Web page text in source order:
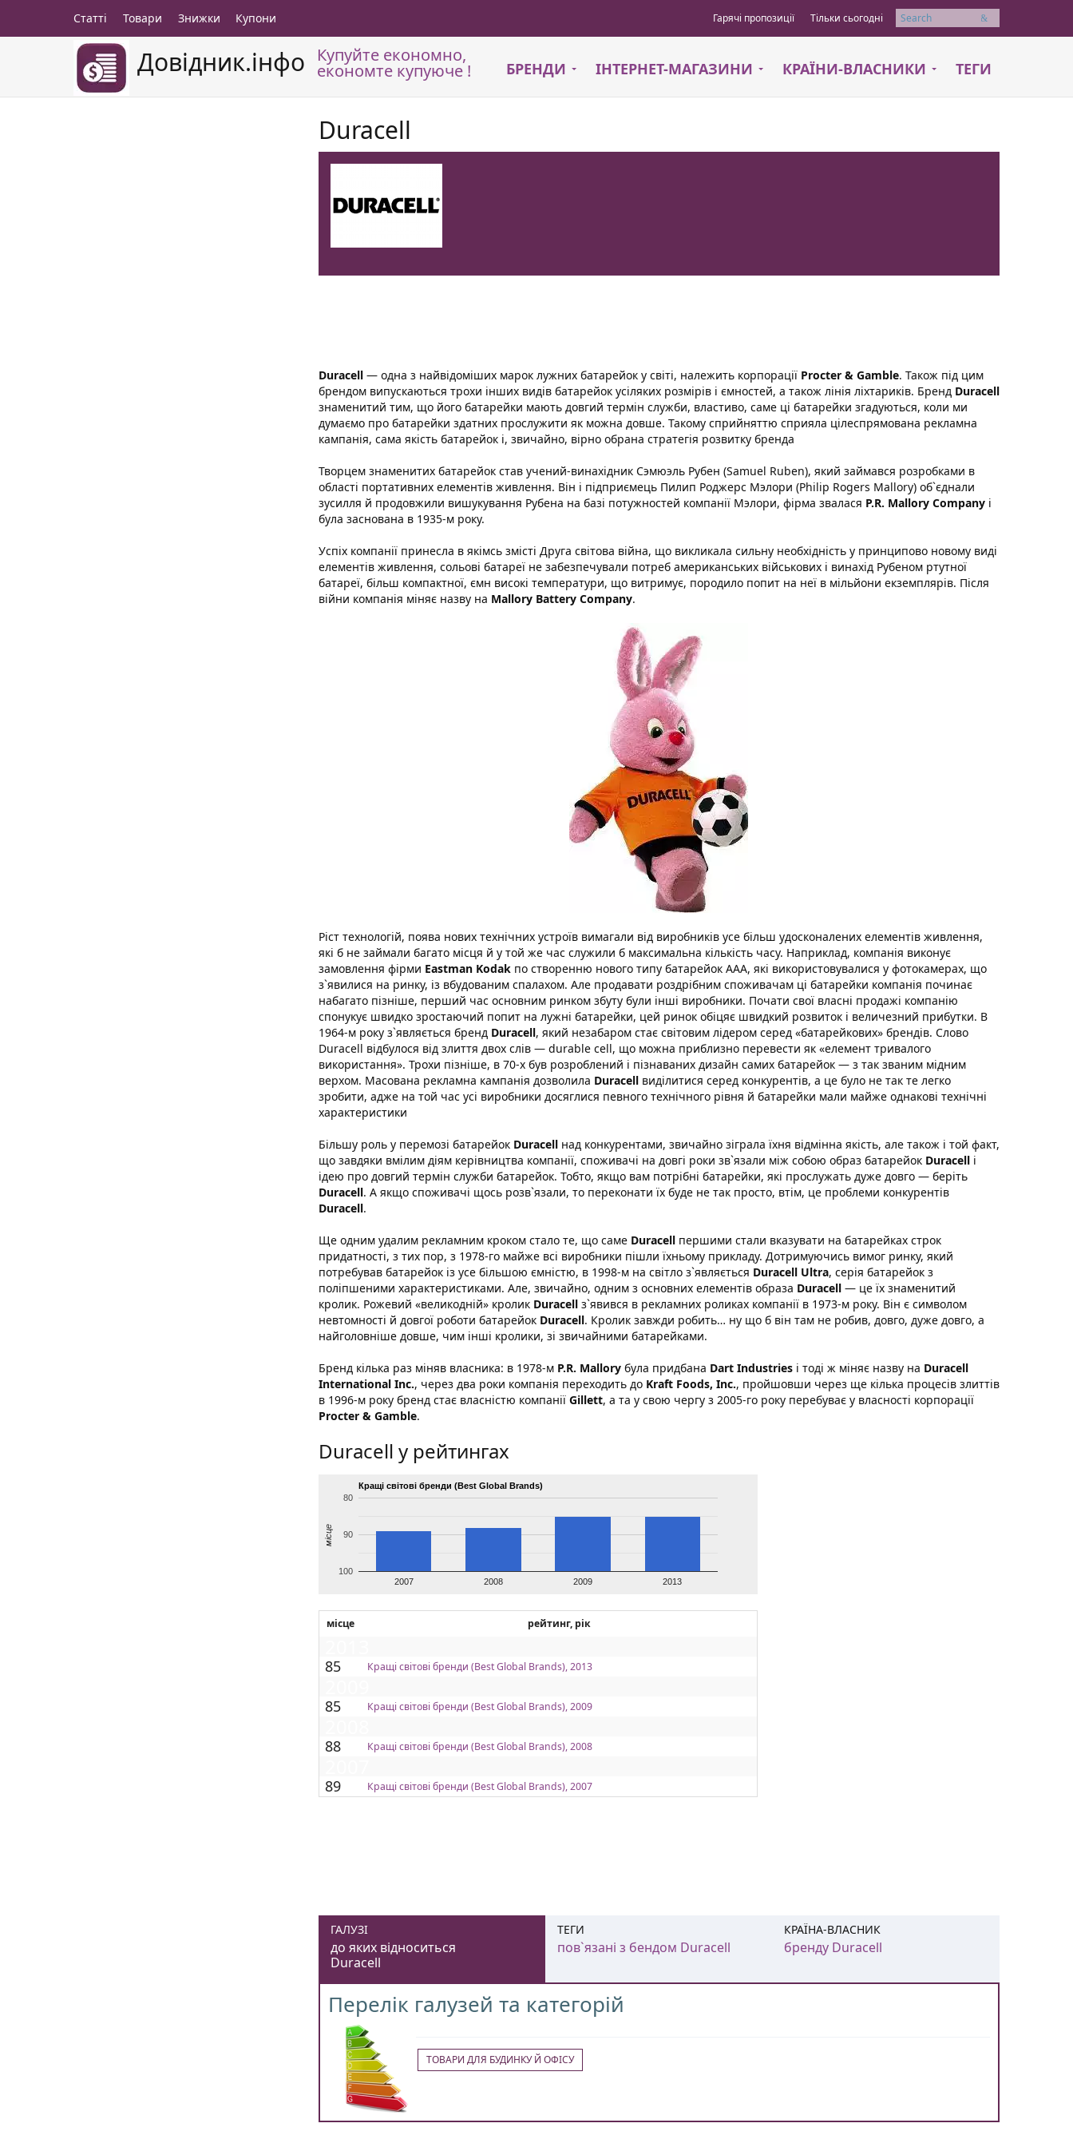
Довідник.інфо Купуйте економно,
економте купуюче ! БРЕНДИ ІНТЕРНЕТ-МАГАЗИНИ КРАЇНИ-ВЛАСНИКИ ТЕГИ
Статті Товари Знижки Купони Гарячі пропозиції Тільки сьогодні Пошук
Duracell
Duracell— одна з найвідоміших марок лужних батарейок у світі, належить корпорації Procter & Gamble. Також під цим
брендом випускаються трохи інших видів батарейок усіляких розмірів і ємностей, а також лінія ліхтариків. Бренд Duracell
знаменитий тим, що його батарейки мають довгий термін служби, властиво, саме ці батарейки згадуються, коли ми
думаємо про батарейки здатних прослужити як можна довше. Такому сприйняттю сприяла цілеспрямована рекламна
кампанія, сама якість батарейок і, звичайно, вірно обрана стратегія розвитку бренда
Творцем знаменитих батарейок став учений-винахідник Сэмюэль Рубен (Samuel Ruben), який займався розробками в
області портативних елементів живлення. Він і підприємець Пилип Роджерс Мэлори (Philip Rogers Mallory) об`єднали
зусилля й продовжили вишукування Рубена на базі потужностей компанії Мэлори, фірма звалася P.R. Mallory Companyі
була заснована в 1935-м року.
Успіх компанії принесла в якімсь змісті Друга світова війна, що викликала сильну необхідність у принципово новому виді
елементів живлення, сольові батареї не забезпечували потреб американських військових і винахід Рубеном ртутної
батареї, більш компактної, ємн високі температури, що витримує, породило попит на неї в мільйони екземплярів. Після
війни компанія міняє назву на Mallory Battery Company.
Ріст технологій, поява нових технічних устроїв вимагали від виробників усе більш удосконалених елементів живлення,
які б не займали багато місця й у той же час служили б максимальна кількість часу. Наприклад, компанія виконує
замовлення фірми Eastman Kodakпо створенню нового типу батарейок ААА, які використовувалися у фотокамерах, що
з`явилися на ринку, із вбудованим спалахом. Але продавати роздрібним споживачам ці батарейки компанія починає
набагато пізніше, перший час основним ринком збуту були інші виробники. Почати свої власні продажі компанію
спонукує швидко зростаючий попит на лужні батарейки, цей ринок обіцяє швидкий розвиток і величезний прибутки. В
1964-м року з`являється бренд Duracell, який незабаром стає світовим лідером серед «батарейкових» брендів. Слово
Duracell відбулося від злиття двох слів — durable cell, що можна приблизно перевести як «елемент тривалого
використання». Трохи пізніше, в 70-х був розроблений і пізнаваних дизайн самих батарейок — з так званим мідним
верхом. Масована рекламна кампанія дозволила Duracellвиділитися серед конкурентів, а це було не так те легко
зробити, адже на той час усі виробники досяглися певного технічного рівня й батарейки мали майже однакові технічні
характеристики
Більшу роль у перемозі батарейок Duracellнад конкурентами, звичайно зіграла їхня відмінна якість, але також і той факт,
що завдяки вмілим діям керівництва компанії, споживачі на довгі роки зв`язали між собою образ батарейок Duracellі
ідею про довгий термін служби батарейок. Тобто, якщо вам потрібні батарейки, які прослужать дуже довго — беріть
Duracell. А якщо споживачі щось розв`язали, то переконати їх буде не так просто, втім, це проблеми конкурентів
Duracell.
Ще одним удалим рекламним кроком стало те, що саме Duracellпершими стали вказувати на батарейках строк
придатності, з тих пор, з 1978-го майже всі виробники пішли їхньому прикладу. Дотримуючись вимог ринку, який
потребував батарейок із усе більшою ємністю, в 1998-м на світло з`являється Duracell Ultra, серія батарейок з
поліпшеними характеристиками. Але, звичайно, одним з основних елементів образа Duracell— це їх знаменитий
кролик. Рожевий «великодній» кролик Duracellз`явився в рекламних роликах компанії в 1973-м року. Він є символом
невтомності й довгої роботи батарейок Duracell. Кролик завжди робить… ну що б він там не робив, довго, дуже довго, а
найголовніше довше, чим інші кролики, зі звичайними батарейками.
Бренд кілька раз міняв власника: в 1978-м P.R. Malloryбула придбана Dart Industriesі тоді ж міняє назву на Duracell
International Inc., через два роки компанія переходить до Kraft Foods, Inc., пройшовши через ще кілька процесів злиттів
в 1996-м року бренд стає власністю компанії Gillett, а та у свою чергу з 2005-го року перебуває у власності корпорації
Procter & Gamble.
Duracell у рейтингах
Кращі світові бренди (Best Global Brands)
2007 2008 2009 2013
80
90
100
місце
місце рейтинг, рік
85 Кращі світові бренди (Best Global Brands), 2013
85 Кращі світові бренди (Best Global Brands), 2009
88 Кращі світові бренди (Best Global Brands), 2008
89 Кращі світові бренди (Best Global Brands), 2007
ГАЛУЗІ
до яких відноситься
Duracell
Перелік галузей та категорій
ТОВАРИ ДЛЯ БУДИНКУ Й ОФІСУ
ТЕГИ
пов`язані з бендом Duracell
КРАЇНА-ВЛАСНИК
бренду Duracell